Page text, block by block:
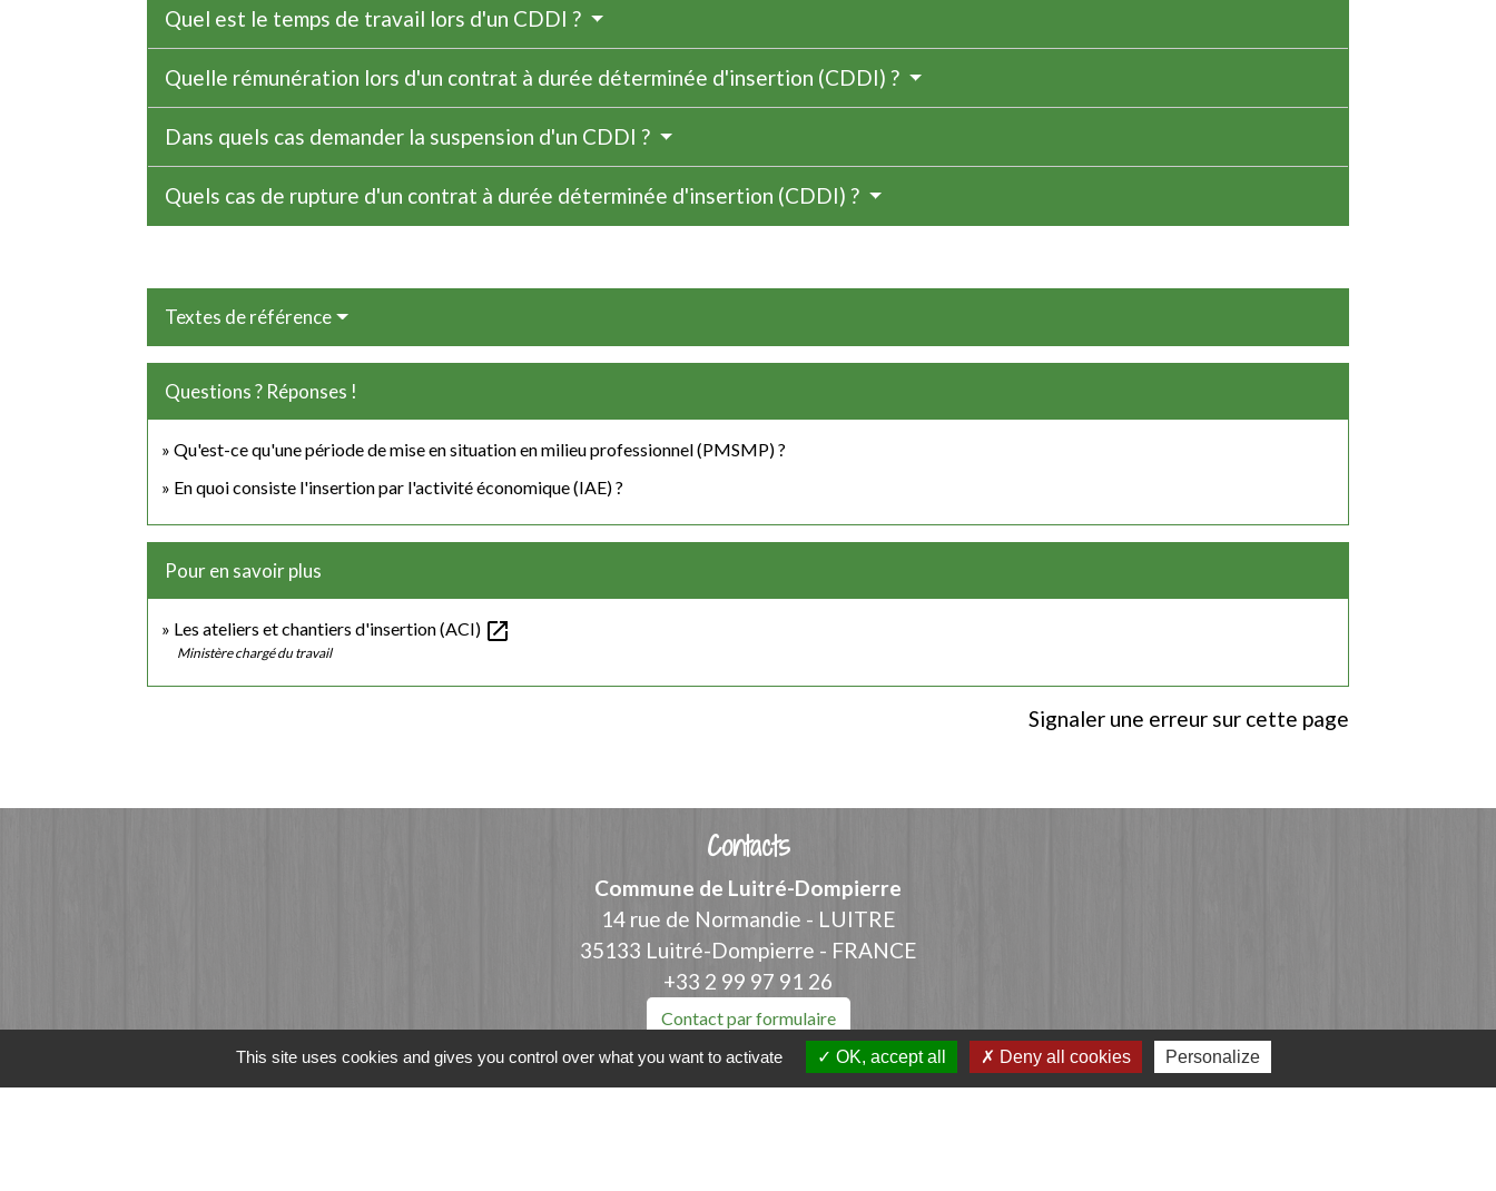
Quel est le temps de travail lors d'un CDDI ?
Quelle rémunération lors d'un contrat à durée déterminée d'insertion (CDDI) ?
Dans quels cas demander la suspension d'un CDDI ?
Quels cas de rupture d'un contrat à durée déterminée d'insertion (CDDI) ?
Textes de référence
Questions ? Réponses !
Qu'est-ce qu'une période de mise en situation en milieu professionnel (PMSMP) ?
En quoi consiste l'insertion par l'activité économique (IAE) ?
Pour en savoir plus
Les ateliers et chantiers d'insertion (ACI) open_in_new
Ministère chargé du travail
Signaler une erreur sur cette page
Contacts
Commune de Luitré-Dompierre
14 rue de Normandie - LUITRE
35133 Luitré-Dompierre - FRANCE
+33 2 99 97 91 26
Contact par formulaire
This site uses cookies and gives you control over what you want to activate OK, accept all Deny all cookies Personalize